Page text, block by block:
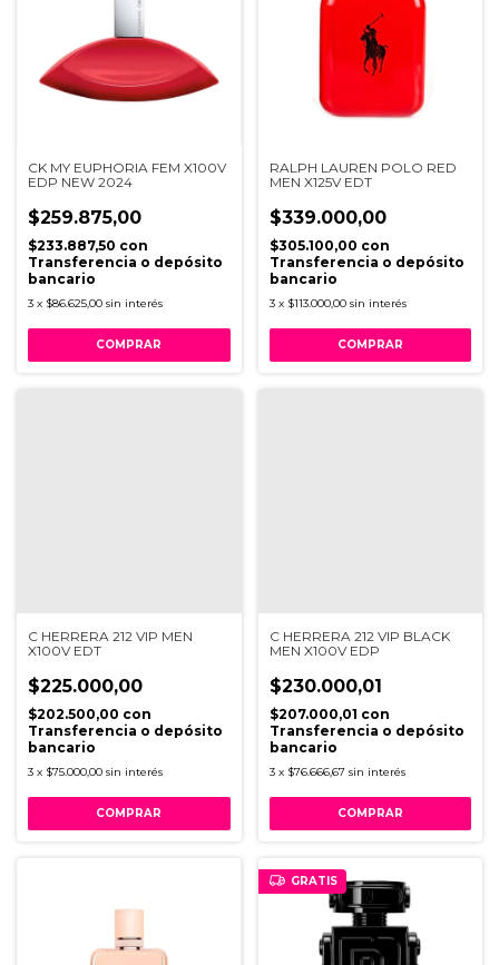
CK MY EUPHORIA FEM X100V
EDP NEW 2024
$259.875,00
$233.887,50 con
Transferencia o depósito
bancario
3 x $86.625,00 sin interés
RALPH LAUREN POLO RED
MEN X125V EDT
$339.000,00
$305.100,00 con
Transferencia o depósito
bancario
3 x $113.000,00 sin interés
C HERRERA 212 VIP MEN
X100V EDT
$225.000,00
$202.500,00 con
Transferencia o depósito
bancario
3 x $75.000,00 sin interés
C HERRERA 212 VIP BLACK
MEN X100V EDP
$230.000,01
$207.000,01 con
Transferencia o depósito
bancario
3 x $76.666,67 sin interés
GRATIS